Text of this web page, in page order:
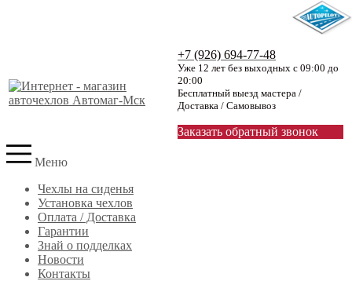
+7 (926) 694-77-48
Уже 12 лет без выходных с 09:00 до
20:00
Бесплатный выезд мастера /
Доставка / Самовывоз
Заказать обратный звонок
Меню
Чехлы на сиденья
Установка чехлов
Оплата / Доставка
Гарантии
Знай о подделках
Новости
Контакты